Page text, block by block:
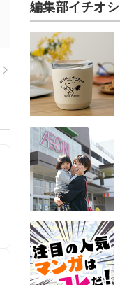
編集部イチオシ